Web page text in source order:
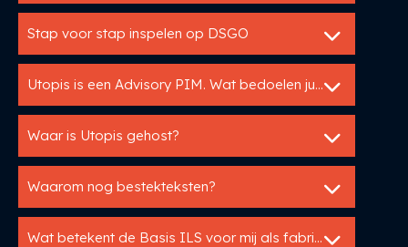
Stap voor stap inspelen op DSGO
Utopis is een Advisory PIM. Wat bedoelen jullie daarmee?
Waar is Utopis gehost?
Waarom nog bestekteksten?
Wat betekent de Basis ILS voor mij als fabrikant?